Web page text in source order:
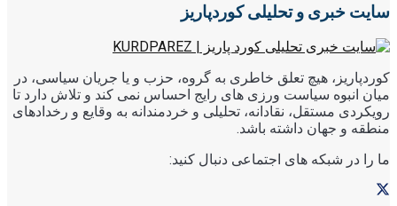
سایت خبری و تحلیلی کوردپاریز
کوردپاریز، هیچ تعلق خاطری به گروه، حزب و یا جریان سیاسی، در
میان انبوه سیاست ورزی های رایج احساس نمی کند و تلاش دارد تا
رویکردی مستقل، نقادانه، تحلیلی و خردمندانه به وقایع و رخدادهای
منطقه و جهان داشته باشد.
ما را در شبکه های اجتماعی دنبال کنید: